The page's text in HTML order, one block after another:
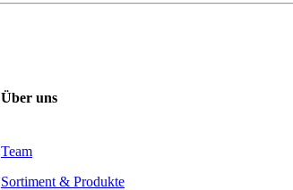
Über uns
Team
Sortiment & Produkte